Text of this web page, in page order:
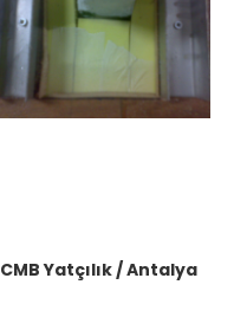
CMB Yatçılık / Antalya